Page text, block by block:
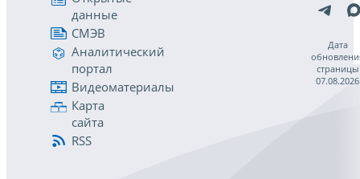
данные
СМЭВ
Аналитический
портал
Видеоматериалы
Карта
сайта
RSS
Дата
страницы
07.08.2026